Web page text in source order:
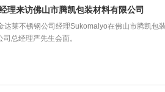
理来访佛山市腾凯包装材料有限公司
达莱不锈钢公司经理Sukomalyo在佛山市腾凯包
总经理严先生会面。